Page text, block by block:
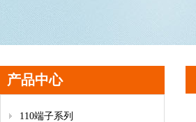
产品中心
110端子系列